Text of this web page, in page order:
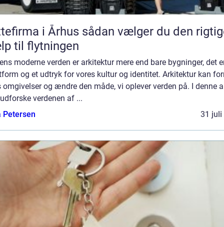
i Århus sådan vælger du den rigtige
til flytningen
moderne verden er arkitektur mere end bare bygninger, det
og et udtryk for vores kultur og identitet. Arkitektur kan
omgivelser og ændre den måde, vi oplever verden på. I denne
verdenen af ...
Petersen
31 juli